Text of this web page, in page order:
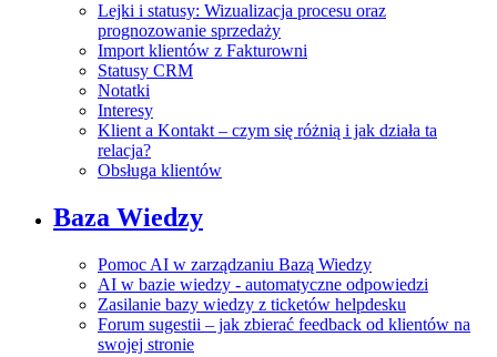
Lejki i statusy: Wizualizacja procesu oraz
prognozowanie sprzedaży
Import klientów z Fakturowni
Statusy CRM
Notatki
Interesy
Klient a Kontakt – czym się różnią i jak działa ta
relacja?
Obsługa klientów
Baza Wiedzy
Pomoc AI w zarządzaniu Bazą Wiedzy
AI w bazie wiedzy - automatyczne odpowiedzi
Zasilanie bazy wiedzy z ticketów helpdesku
Forum sugestii – jak zbierać feedback od klientów na
swojej stronie